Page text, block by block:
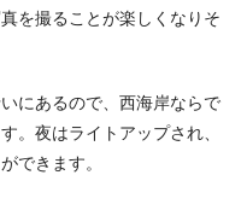
を撮ることが楽しくなりそ
にあるので、西海岸ならで
。夜はライトアップされ、
できます。